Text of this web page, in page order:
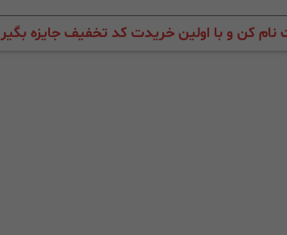
نام کن و با اولین خریدت کد تخفیف جایزه بگیر